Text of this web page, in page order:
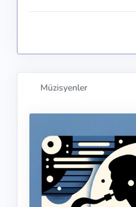
Müzisyenler